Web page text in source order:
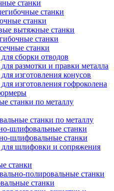
станки
станки
станки
вытяжные станки
станки
станки
сборки отводов
размотки и правки металла
изготовления конусов
изготовления гофроколена
станки по металлу
станки по металлу
шлифовальные станки
шлифовальные станки
шлифовки и сопряжения
станки
полировальные станки
станки